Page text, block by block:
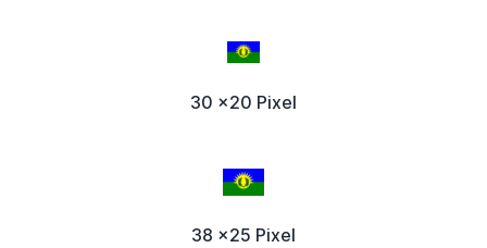
30 x20 Pixel
38 x25 Pixel